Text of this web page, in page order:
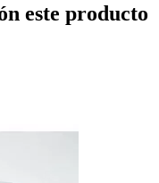
este producto